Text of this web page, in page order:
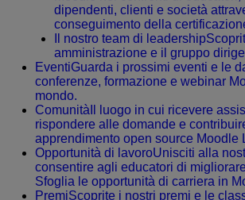
dipendenti, clienti e società
conseguimento della
Il nostro team di leadership
amministrazione e il gruppo
EventiGuarda i prossimi eventi e le
conferenze, formazione e webinar
mondo.
Comunità Il luogo in cui ricevere
rispondere alle domande e
apprendimento open source Moodle
Opportunità di lavoroUnisciti alla
consentire agli educatori di
Sfoglia le opportunità di carriera in
PremiScoprite i nostri premi e le